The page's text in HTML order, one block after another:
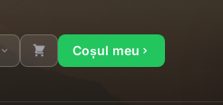
Coșul meu